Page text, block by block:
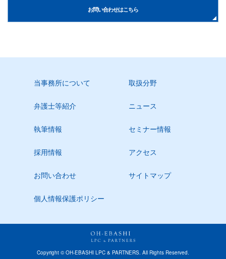
お問い合わせはこちら
当事務所について 取扱分野
弁護士等紹介 ニュース
執筆情報 セミナー情報
採用情報 アクセス
お問い合わせ サイトマップ
個人情報保護ポリシー
Copyright © OH-EBASHI LPC & PARTNERS. All Rights Reserved.